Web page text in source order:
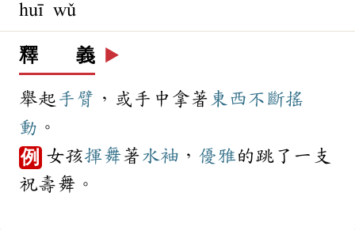
huī wǔ
釋 義 ▶️
舉起 手臂 ，或手中拿著 東西不斷搖
動 。
例 女孩揮舞著水袖 ， 優雅的跳了一支
祝壽舞。